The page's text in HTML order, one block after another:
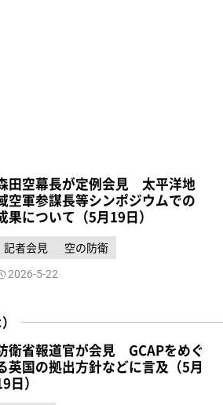
田空幕長が定例会見 太平洋地
空軍参謀長等シンポジウムでの
果について（5月19日）
記者会見 空の防衛
2026-5-22
衛省報道官が会見 GCAPをめぐ
英国の拠出方針などに言及（5月
日）